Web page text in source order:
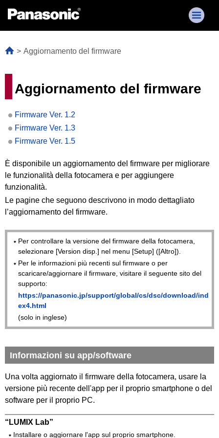
Aggiornamento del firmware
Aggiornamento del firmware
Firmware Ver. 1.2
Firmware Ver. 1.3
Firmware Ver. 1.5
È disponibile un aggiornamento del firmware per migliorare
le funzionalità della fotocamera e per aggiungere
funzionalità.
Le pagine che seguono descrivono in modo dettagliato
l’aggiornamento del firmware.
Per controllare la versione del firmware della fotocamera,
selezionare [Version disp.] nel menu [Setup] ([Altro]).
Per le informazioni più recenti sul firmware o per
scaricare/aggiornare il firmware, visitare il seguente sito del
supporto:
https://panasonic.jp/support/global/cs/dsc/download/ind
ex4.html
(solo in inglese)
Informazioni su app/software
Una volta aggiornato il firmware della fotocamera, usare la
versione più recente dell'app per il proprio smartphone o del
software per il proprio PC.
“LUMIX Lab”
Installare o aggiornare l'app sul proprio smartphone.